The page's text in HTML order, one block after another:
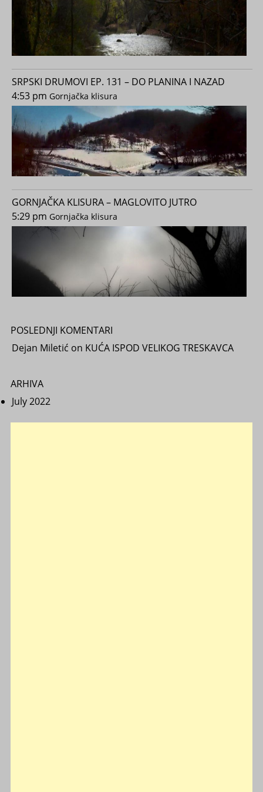
SRPSKI DRUMOVI EP. 131 – DO PLANINA I NAZAD
4:53 pm Gornjačka klisura
GORNJAČKA KLISURA – MAGLOVITO JUTRO
5:29 pm Gornjačka klisura
POSLEDNJI KOMENTARI
Dejan Miletić on KUĆA ISPOD VELIKOG TRESKAVCA
ARHIVA
July 2022